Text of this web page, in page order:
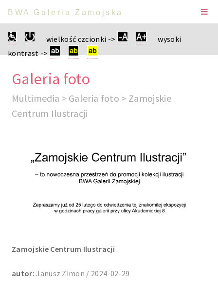
BWA Galeria Zamojska
wielkość czcionki ->
wysoki
kontrast ->
Galeria foto
Multimedia > Galeria foto > Zamojskie
Centrum Ilustracji
Zamojskie Centrum Ilustracji
autor: Janusz Zimon / 2024-02-29